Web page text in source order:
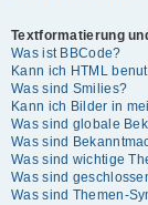
Textformatierung
Was ist BBCode?
Kann ich HTML
Was sind Smilies?
Kann ich Bilder in
Was sind globale
Was sind
Was sind wichtige
Was sind
Was sind Themen-